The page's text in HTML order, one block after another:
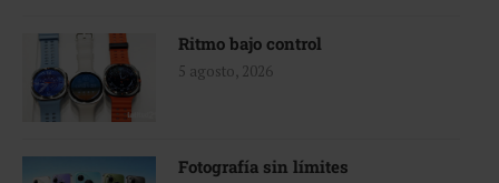
Ritmo bajo control
5 agosto, 2026
Fotografía sin límites